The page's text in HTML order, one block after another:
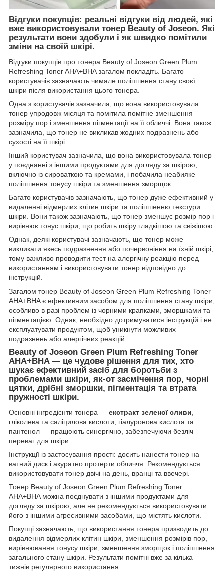
Відгуки покупців: реальні відгуки від людей, які
вже використовували тонер Beauty of Joseon. Які
результати вони здобули і як швидко помітили
зміни на своїй шкірі.
Відгуки покупців про тонера Beauty of Joseon Green Plum
Refreshing Toner AHA+BHA загалом покладіть. Багато
користувачів зазначають чимале поліпшення стану своєї
шкіри після використання цього тонера.
Одна з користувачів зазначила, що вона використовувала
тонер упродовж місяця та помітила помітне зменшення
розміру пор і зменшення пігментації на її обличчі. Вона також
зазначила, що тонер не викликав жодних подразнень або
сухості на її шкірі.
Інший користувач зазначила, що вона використовувала тонер
у поєднанні з іншими продуктами для догляду за шкірою,
включно із сироваткою та кремами, і побачила неабияке
поліпшення тонусу шкіри та зменшення зморщок.
Багато користувачів зазначають, що тонер дуже ефективний у
видаленні відмерлих клітин шкіри та поліпшенню текстури
шкіри. Вони також зазначають, що тонер зменшує розмір пор і
вирівнює тонус шкіри, що робить шкіру гладкішою та свіжішою.
Однак, деякі користувачі зазначають, що тонер може
викликати якесь подразнення або почервоніння на їхній шкірі,
тому важливо проводити тест на алергічну реакцію перед
використанням і використовувати тонер відповідно до
інструкцій.
Загалом тонер Beauty of Joseon Green Plum Refreshing Toner
AHA+BHA є ефективним засобом для поліпшення стану шкіри,
особливо в разі проблем із чорними крапками, зморшками та
пігментацією. Однак, необхідно дотримуватися інструкцій і не
експлуатувати продуктом, щоб уникнути можливих
подразнень або алергічних реакцій.
Beauty of Joseon Green Plum Refreshing Toner
AHA+BHA — це чудове рішення для тих, хто
шукає ефективний засіб для боротьби з
проблемами шкіри, як-от засмічення пор, чорні
цятки, дрібні зморшки, пігментація та втрата
пружності шкіри.
Основні інгредієнти тонера — екстракт зеленої сливи
гліколева та саліцилова кислоти, гіалуронова кислота та
пантенол — працюють синергічно, забезпечуючи безліч
переваг для шкіри.
Інструкції із застосування прості: досить нанести тонер на
ватний диск і акуратно протерти обличчя. Рекомендується
використовувати тонер двічі на день, вранці та ввечері.
Тонер Beauty of Joseon Green Plum Refreshing Toner
AHA+BHA можна поєднувати з іншими продуктами для
догляду за шкірою, але не рекомендується використовувати
його з іншими агресивними засобами, що містять кислоти.
Покупці зазначають, що використання тонера призводить до
видалення відмерлих клітин шкіри, зменшення розмірів пор,
вирівнювання тонусу шкіри, зменшення зморщок і поліпшення
загального стану шкіри. Результати помітні вже за кілька
тижнів регулярного використання.